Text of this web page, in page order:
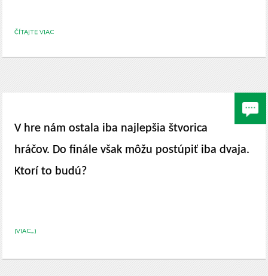
ČÍTAJTE VIAC
V hre nám ostala iba najlepšia štvorica
hráčov. Do finále však môžu postúpiť iba dvaja.
Ktorí to budú?
(VIAC…)